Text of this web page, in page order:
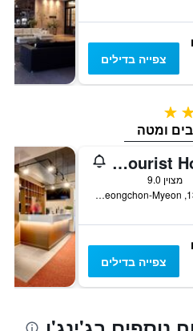
צפייה בדילים
2 כוכבים
Jinju Kai Tourist Hotel
מצוין 9.0
132-14, Hwagaecheon-ro Jeongchon-Myeon, ג'ינג'ו, דרום קוריאה
צפייה בדילים